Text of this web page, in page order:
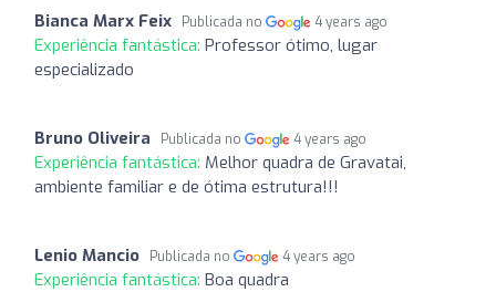
Bianca Marx Feix Publicada no 4 years ago
Experiência fantástica: Professor ótimo, lugar
especializado
Bruno Oliveira Publicada no 4 years ago
Experiência fantástica: Melhor quadra de Gravatai,
ambiente familiar e de ótima estrutura!!!
Lenio Mancio Publicada no 4 years ago
Experiência fantástica: Boa quadra